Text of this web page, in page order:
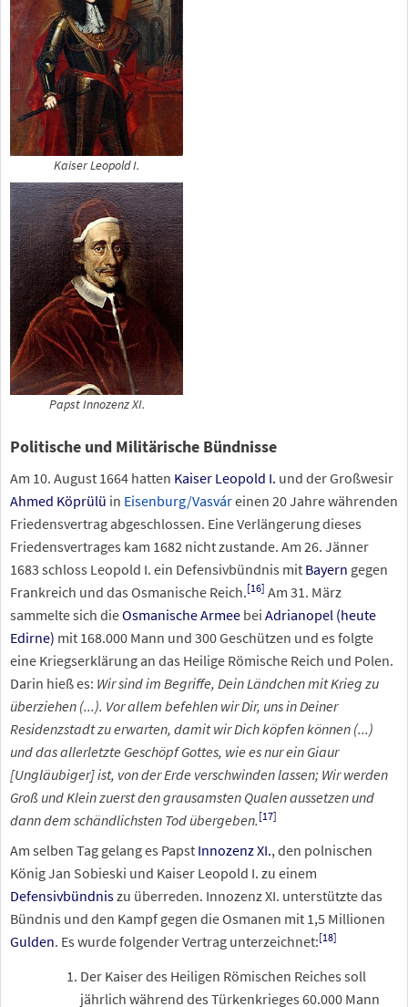
Kaiser Leopold I.
Papst Innozenz XI.
Politische und Militärische Bündnisse
Am 10. August 1664 hatten Kaiser Leopold I. und der Großwesir
Ahmed Köprülü in Eisenburg/Vasváreinen 20 Jahre währenden
Friedensvertrag abgeschlossen. Eine Verlängerung dieses
Friedensvertrages kam 1682 nicht zustande. Am 26. Jänner
1683 schloss Leopold I. ein Defensivbündnis mit Bayern gegen
Frankreich und das Osmanische Reich.[16] Am 31. März
sammelte sich dieOsmanische Armee bei Adrianopel (heute
Edirne) mit 168.000 Mann und 300 Geschützen und es folgte
eine Kriegserklärung an das Heilige Römische Reich und Polen.
Darin hieß es: Wir sind im Begriffe, Dein Ländchen mit Krieg zu
überziehen (...). Vor allem befehlen wir Dir, uns in Deiner
Residenzstadt zu erwarten, damit wir Dich köpfen können (...)
und das allerletzte Geschöpf Gottes, wie es nur ein Giaur
[Ungläubiger] ist, von der Erde verschwinden lassen; Wir werden
Groß und Klein zuerst den grausamsten Qualen aussetzen und
dann dem schändlichsten Tod übergeben. [17]
Am selben Tag gelang es Papst Innozenz XI., den polnischen
König Jan Sobieski und Kaiser Leopold I. zu einem
Defensivbündniszu überreden. InnozenzXI. unterstützte das
Bündnis und den Kampf gegen die Osmanen mit 1,5 Millionen
Gulden. Es wurde folgender Vertrag unterzeichnet:[18]
Der Kaiser des Heiligen Römischen Reiches soll
jährlich während des Türkenkrieges 60.000 Mann